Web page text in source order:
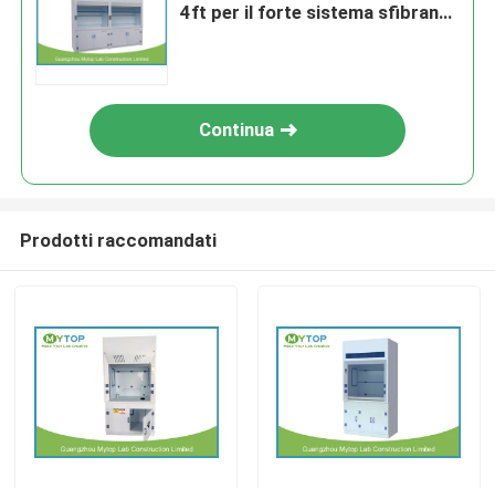
4ft per il forte sistema sfibrante
Continua
Prodotti raccomandati